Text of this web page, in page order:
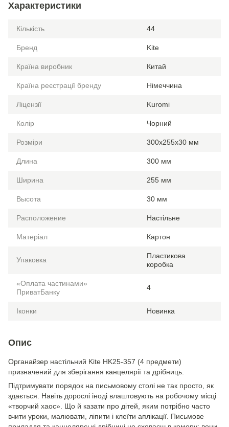
Характеристики
Кількість 44
Бренд Kite
Країна виробник Китай
Країна реєстрації бренду Німеччина
Ліцензії Kuromi
Колір Чорний
Розміри 300x255x30 мм
Длина 300 мм
Ширина 255 мм
Высота 30 мм
Расположение Настільне
Матеріал Картон
Упаковка
Пластикова
коробка
«Оплата частинами»
ПриватБанку
4
Іконки Новинка
Опис
Органайзер настільний Kite HK25-357 (4 предмети)
призначений для зберігання канцелярії та дрібниць.
Підтримувати порядок на письмовому столі не так просто, як
здається. Навіть дорослі іноді влаштовують на робочому місці
«творчий хаос». Що й казати про дітей, яким потрібно часто
вчити уроки, малювати, ліпити і клеїти аплікації. Письмове